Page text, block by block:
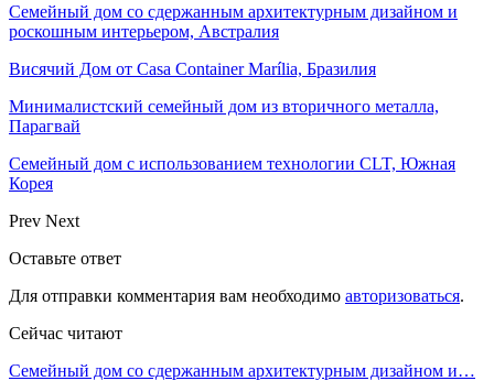
Семейный дом со сдержанным архитектурным дизайном и
роскошным интерьером, Австралия
Висячий Дом от Casa Container Marília, Бразилия
Минималистский семейный дом из вторичного металла,
Парагвай
Семейный дом с использованием технологии CLT, Южная
Корея
Prev Next
Оставьте ответ
Для отправки комментария вам необходимо авторизоваться.
Сейчас читают
Семейный дом со сдержанным архитектурным дизайном и…